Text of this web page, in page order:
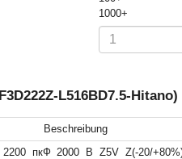
1000+
L516BD7.5-Hitano)
Beschreibung
2200 пкФ 2000 В Z5V Z(-20/